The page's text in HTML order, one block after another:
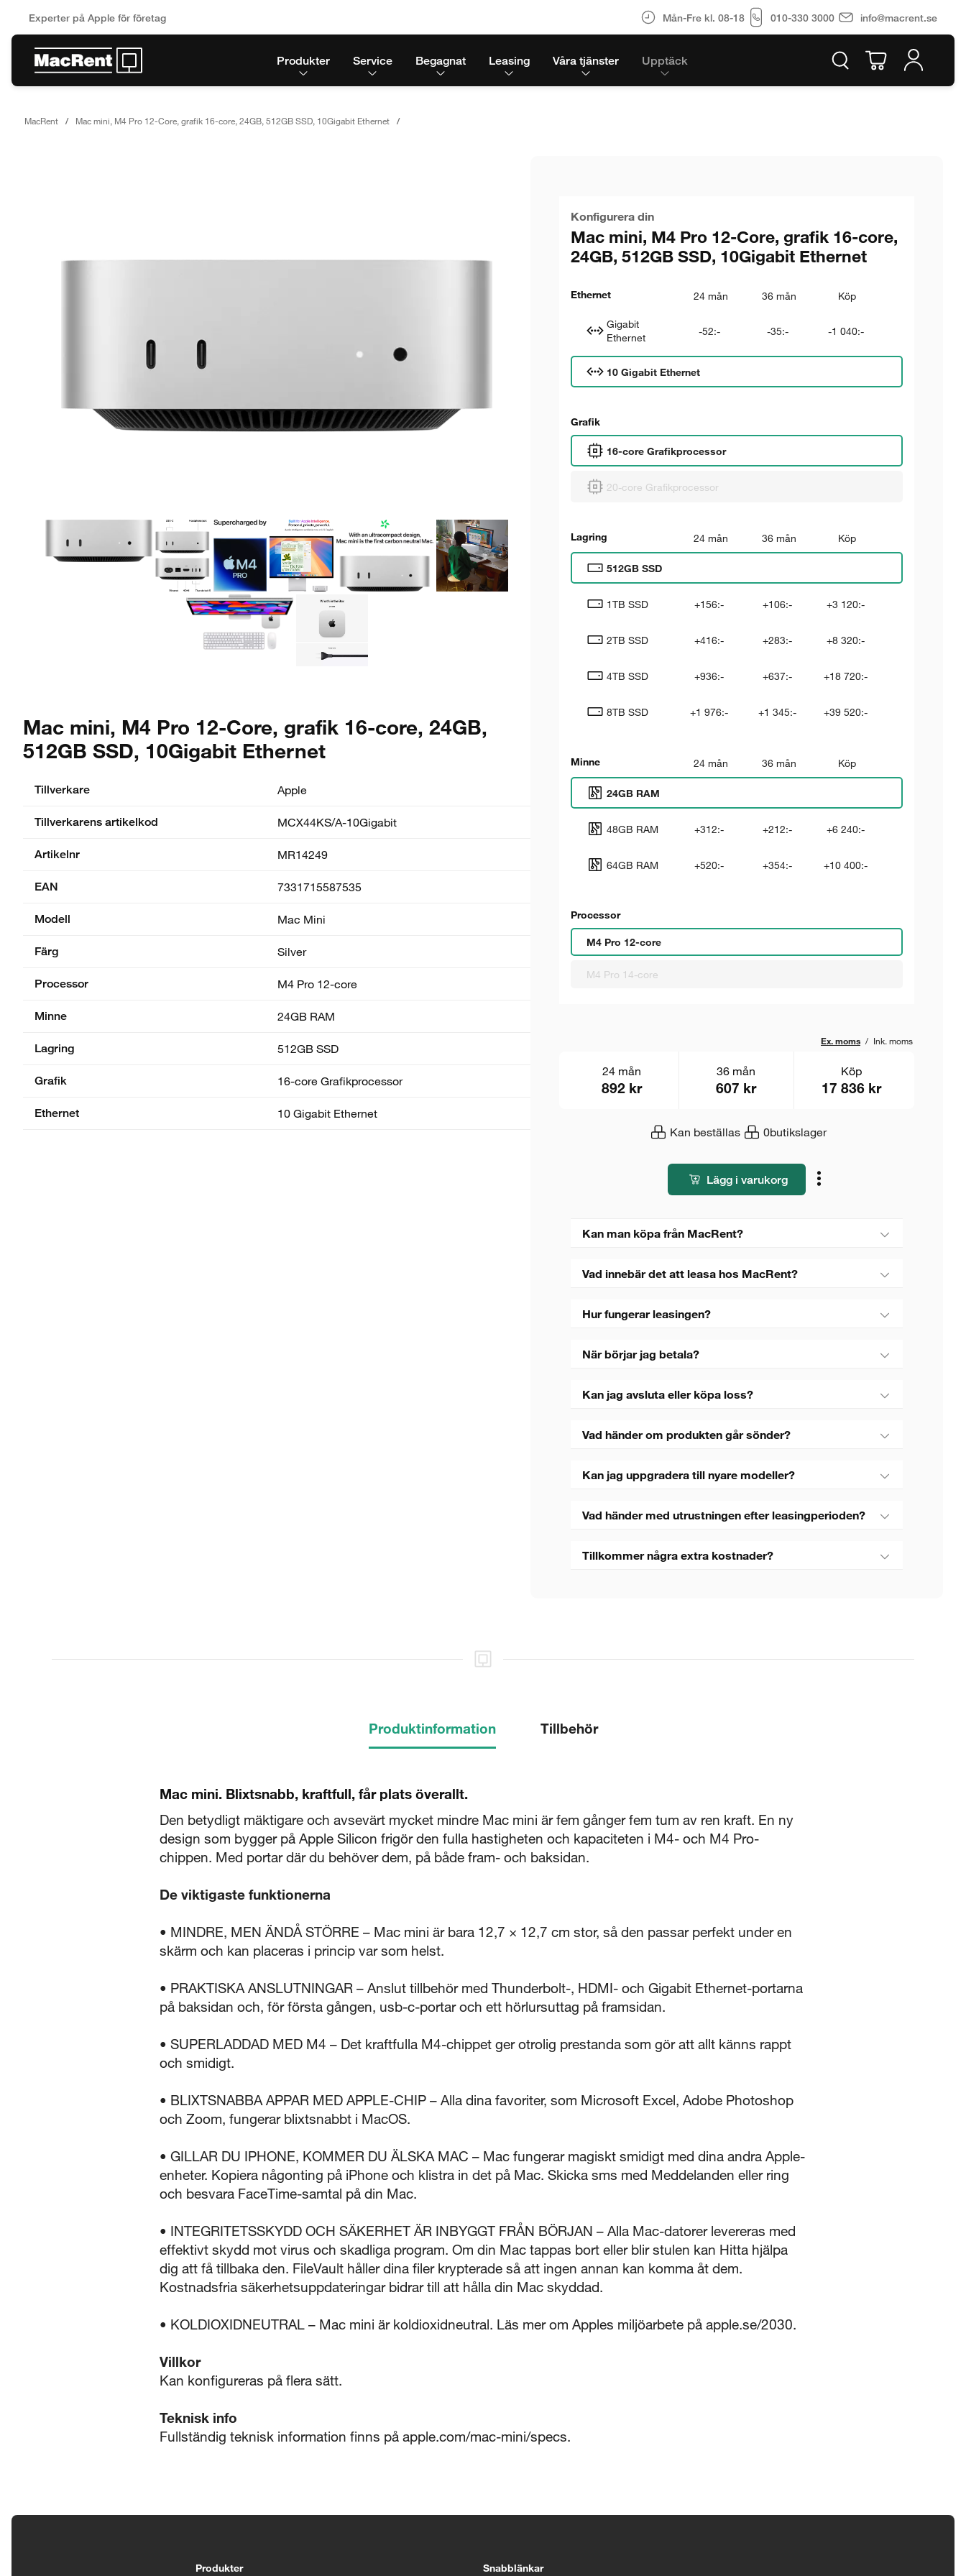
Experter på Apple för företag Mån-Fre kl. 08-18 010-330 3000 info@macrent.se
Produkter Service Begagnat Leasing Våra tjänster Upptäck
MacRent Mac mini, M4 Pro 12-Core, grafik 16-core, 24GB, 512GB SSD, 10Gigabit Ethernet
Mac mini, M4 Pro 12-Core, grafik 16-core, 24GB,
512GB SSD, 10Gigabit Ethernet
Tillverkare Apple
Tillverkarens artikelkod MCX44KS/A-10Gigabit
Artikelnr MR14249
EAN 7331715587535
Modell Mac Mini
Färg Silver
Processor M4 Pro 12-core
Minne 24GB RAM
Lagring 512GB SSD
Grafik 16-core Grafik­processor
Ethernet 10 Gigabit Ethernet
Konfigurera din
Mac mini, M4 Pro 12-Core, grafik 16-core,
24GB, 512GB SSD, 10Gigabit Ethernet
Ethernet 24 mån 36 mån Köp
Gigabit
Ethernet
-52:- -35:- -1 040:-
10 Gigabit Ethernet
Grafik
16-core Grafik­processor
20-core Grafik­processor
Lagring 24 mån 36 mån Köp
512GB SSD
1TB SSD +156:- +106:- +3 120:-
2TB SSD +416:- +283:- +8 320:-
4TB SSD +936:- +637:- +18 720:-
8TB SSD +1 976:- +1 345:- +39 520:-
Minne 24 mån 36 mån Köp
24GB RAM
48GB RAM +312:- +212:- +6 240:-
64GB RAM +520:- +354:- +10 400:-
Processor
M4 Pro 12-core
M4 Pro 14-core
Ex. moms / Ink. moms
Kan beställas 0butikslager
24 mån
892 kr
36 mån
607 kr
Köp
17 836 kr
Lägg i varukorg
Kan man köpa från MacRent?
Vad innebär det att leasa hos MacRent?
Hur fungerar leasingen?
När börjar jag betala?
Kan jag avsluta eller köpa loss?
Vad händer om produkten går sönder?
Kan jag uppgradera till nyare modeller?
Vad händer med utrustningen efter leasingperioden?
Tillkommer några extra kostnader?
Produktinformation Tillbehör
Mac mini. Blixtsnabb, kraftfull, får plats överallt.
Den betydligt mäktigare och avsevärt mycket mindre Mac mini är fem gånger fem tum av ren kraft. En ny
design som bygger på Apple Silicon frigör den fulla hastigheten och kapaciteten i M4- och M4 Pro-
chippen. Med portar där du behöver dem, på både fram- och baksidan.
De viktigaste funktionerna
• MINDRE, MEN ÄNDÅ STÖRRE – Mac mini är bara 12,7 × 12,7 cm stor, så den passar perfekt under en
skärm och kan placeras i princip var som helst.
• PRAKTISKA ANSLUTNINGAR – Anslut tillbehör med Thunderbolt-, HDMI- och Gigabit Ethernet-portarna
på baksidan och, för första gången, usb-c-portar och ett hörlursuttag på framsidan.
• SUPERLADDAD MED M4 – Det kraftfulla M4-chippet ger otrolig prestanda som gör att allt känns rappt
och smidigt.
• BLIXTSNABBA APPAR MED APPLE-CHIP – Alla dina favoriter, som Microsoft Excel, Adobe Photoshop
och Zoom, fungerar blixtsnabbt i MacOS.
• GILLAR DU IPHONE, KOMMER DU ÄLSKA MAC – Mac fungerar magiskt smidigt med dina andra Apple-
enheter. Kopiera någonting på iPhone och klistra in det på Mac. Skicka sms med Meddelanden eller ring
och besvara FaceTime-samtal på din Mac.
• INTEGRITETSSKYDD OCH SÄKERHET ÄR INBYGGT FRÅN BÖRJAN – Alla Mac-datorer levereras med
effektivt skydd mot virus och skadliga program. Om din Mac tappas bort eller blir stulen kan Hitta hjälpa
dig att få tillbaka den. FileVault håller dina filer krypterade så att ingen annan kan komma åt dem.
Kostnadsfria säkerhetsuppdateringar bidrar till att hålla din Mac skyddad.
• KOLDIOXIDNEUTRAL – Mac mini är koldioxidneutral. Läs mer om Apples miljöarbete på apple.se/2030.
Villkor
Kan konfigureras på flera sätt.
Teknisk info
Fullständig teknisk information finns på apple.com/mac-mini/specs.
Produkter
Snabblänkar